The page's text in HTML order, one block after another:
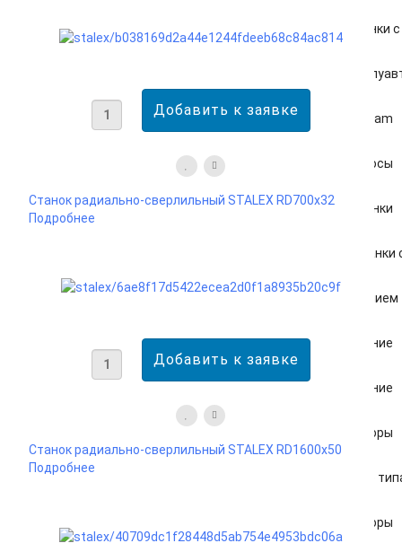
Сверлильно-присадочные станки
Станки с автоматической и
Серия LaserStream
Вакуумные насосы
Ленточно-шлифовальные станки
Фрезерно-гравировальные
Станки с воздушным охлаждением
Дополнительно оборудование
Прессовое оборудование
Поршневые компрессоры
Осушители рефрижераторного
Винтовые компрессоры
Станок радиально-сверлильный STALEX RD700x32
Подробнее
Станок радиально-сверлильный STALEX RD1600x50
Подробнее